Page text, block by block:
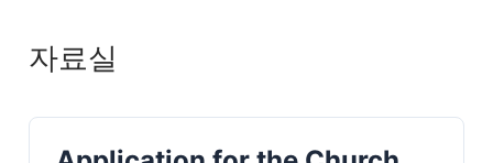
자료실